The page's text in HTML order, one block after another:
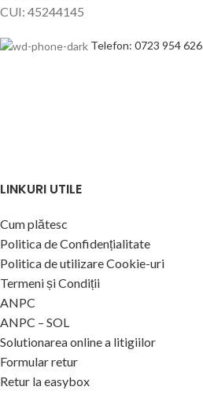
CUI: 45244145
Telefon: 0723 954 626
LINKURI UTILE
Cum plătesc
Politica de Confidențialitate
Politica de utilizare Cookie-uri
Termeni și Condiții
ANPC
ANPC – SOL
Solutionarea online a litigiilor
Formular retur
Retur la easybox